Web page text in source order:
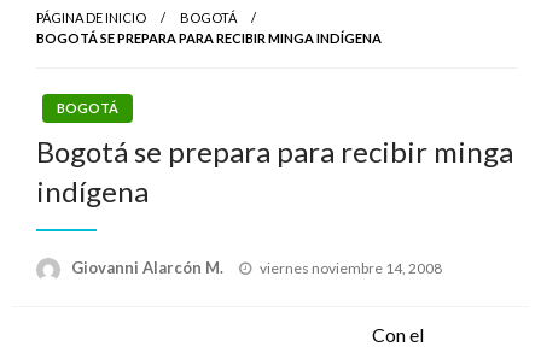
PÁGINA DE INICIO
BOGOTÁ
BOGOTÁ SE PREPARA PARA RECIBIR MINGA INDÍGENA
BOGOTÁ
Bogotá se prepara para recibir minga
indígena
Giovanni Alarcón M.
Publicado
viernes noviembre 14, 2008
Con el